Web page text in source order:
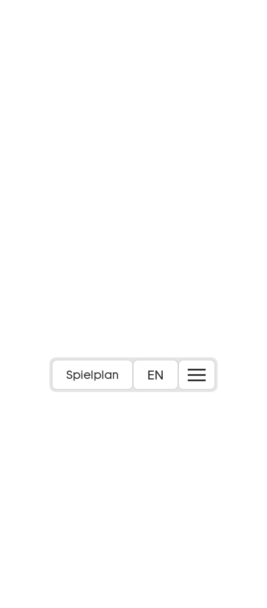
Spielplan EN